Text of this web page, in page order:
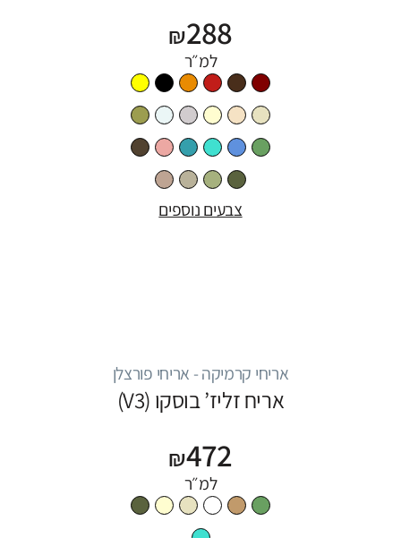
₪288
למ״ר
צבעים נוספים
אריחי קרמיקה - אריחי פורצלן
אריח זליז’ בוסקו (V3)
₪472
למ״ר